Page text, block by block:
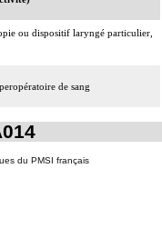
ou dispositif laryngé particulier,
de sang
du PMSI français